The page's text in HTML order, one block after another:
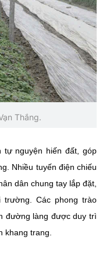
Thắng.
nguyện hiến đất, góp
Nhiều tuyến điện chiếu
dân chung tay lắp đặt,
Các phong trào
đường làng được duy trì
khang trang.